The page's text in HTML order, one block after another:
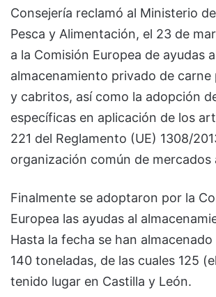
Consejería reclamó al Ministerio
Pesca y Alimentación, el 23 de
a la Comisión Europea de ayudas
almacenamiento privado de carne
y cabritos, así como la adopción
específicas en aplicación de los
221 del Reglamento (UE) 1308/
organización común de mercados
Finalmente se adoptaron por la
Europea las ayudas al
Hasta la fecha se han almacenado
140 toneladas, de las cuales 125
tenido lugar en Castilla y León.